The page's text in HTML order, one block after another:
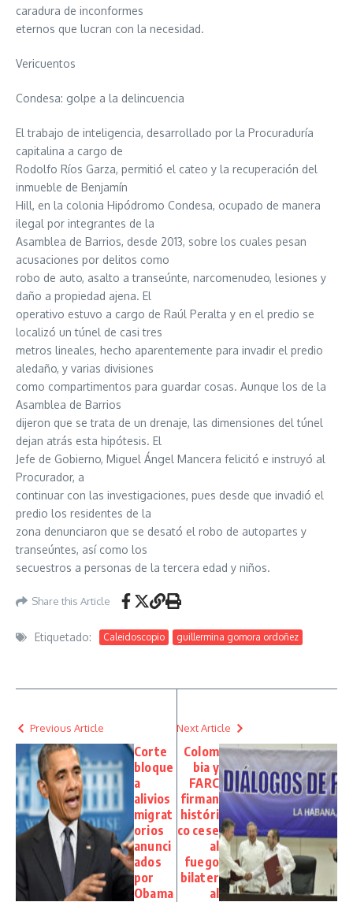
caradura de inconformes
eternos que lucran con la necesidad.
Vericuentos
Condesa: golpe a la delincuencia
El trabajo de inteligencia, desarrollado por la Procuraduría
capitalina a cargo de
Rodolfo Ríos Garza, permitió el cateo y la recuperación del
inmueble de ‎Benjamín
Hill, en la colonia Hipódromo Condesa, ocupado de manera
ilegal por integrantes de la
Asamblea de Barrios, desde 2013, sobre los cuales pesan
acusaciones por delitos como
robo de auto, asalto a transeúnte, narcomenudeo, lesiones y
daño a propiedad ajena. El
operativo estuvo a cargo de Raúl Peralta y en el predio se
localizó un túnel de casi tres
metros lineales, hecho aparentemente para invadir el predio
aledaño, y varias divisiones
como compartimentos para guardar cosas. Aunque los de la
Asamblea de Barrios
dijeron que se trata de un drenaje, las dimensiones del túnel
dejan atrás esta hipótesis. El
Jefe de Gobierno, Miguel Ángel Mancera felicitó e instruyó al
Procurador, a
continuar con las investigaciones, pues desde que invadió el
predio los residentes de la
zona denunciaron que se desató el robo de autopartes y
transeúntes, así como los
secuestros a personas de la tercera edad y niños.
Share this Article
Etiquetado: Caleidoscopio guillermina gomora ordoñez
Previous Article
Corte
bloque
a
alivios
migrat
orios
anunci
ados
por
Obama
Next Article
Colom
bia y
FARC
firman
históri
co cese
al
fuego
bilater
al